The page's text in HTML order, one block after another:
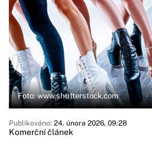
Foto: www.shutterstock.com
Publikováno: 24. února 2026, 09:28
Komerční článek